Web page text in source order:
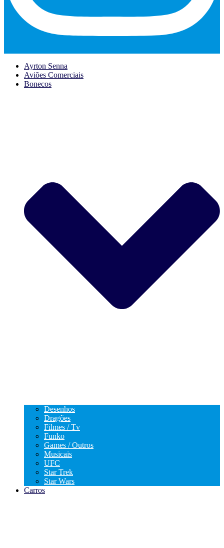
Ayrton Senna
Aviões Comerciais
Bonecos
Desenhos
Dragões
Filmes / Tv
Funko
Games / Outros
Musicais
UFC
Star Trek
Star Wars
Carros